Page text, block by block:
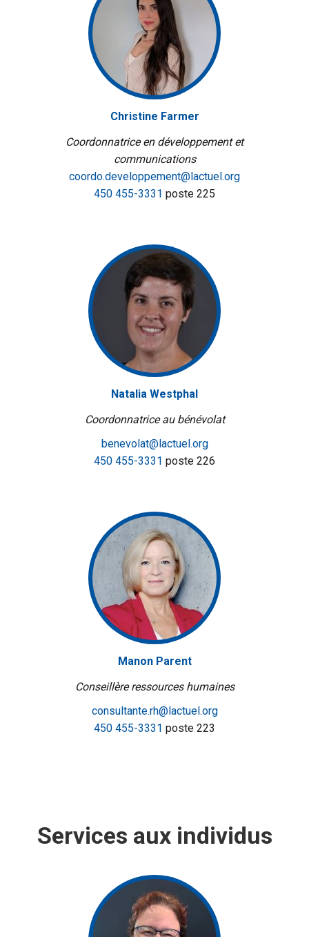
Christine Farmer
Coordonnatrice en développement et
communications
coordo.developpement@lactuel.org
450 455-3331 poste 225
Natalia Westphal
Coordonnatrice au bénévolat
benevolat@lactuel.org
450 455-3331 poste 226
Manon Parent
Conseillère ressources humaines
consultante.rh@lactuel.org
450 455-3331 poste 223
Services aux individus